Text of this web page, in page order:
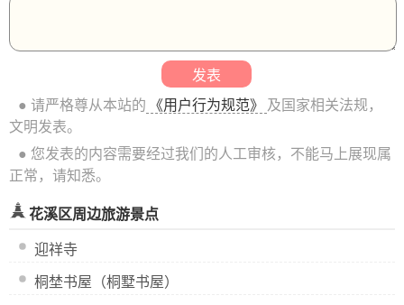
● 请严格尊从本站的 《用户行为规范》
及国家相关法规，
文明发表。
● 您发表的内容需要经过我们的人工审核，不能马上展现属
正常，请知悉。
花溪区周边旅游景点
迎祥寺
桐埜书屋（桐墅书屋）